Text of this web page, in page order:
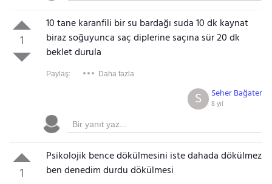
1
10 tane karanfili bir su bardağı suda 10 dk kaynat
biraz soğuyunca saç diplerine saçına sür 20 dk
beklet durula
Paylaş: Daha fazla
Seher Bağater
8 yıl
S
1
Psikolojik bence dökülmesini iste dahada dökülmez
ben denedim durdu dökülmesi